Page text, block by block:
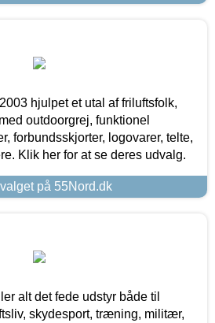
hjulpet et utal af friluftsfolk,
outdoorgrej, funktionel
forbundsskjorter, logovarer, telte,
Klik her for at se deres udvalg.
på 55Nord.dk
alt det fede udstyr både til
skydesport, træning, militær,